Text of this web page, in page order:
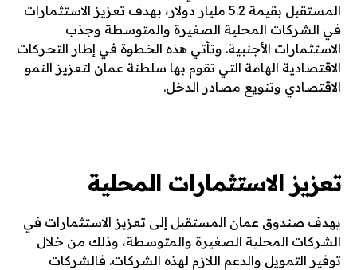
المستقبل بقيمة 5.2 مليار دولار، بهدف تعزيز الاستثمارات
في الشركات المحلية الصغيرة والمتوسطة وجذب
الاستثمارات الأجنبية. وتأتي هذه الخطوة في إطار التحركات
الاقتصادية الهامة التي تقوم بها سلطنة عمان لتعزيز النمو
الاقتصادي وتنويع مصادر الدخل.
تعزيز الاستثمارات المحلية
يهدف صندوق عمان المستقبل إلى تعزيز الاستثمارات في
الشركات المحلية الصغيرة والمتوسطة، وذلك من خلال
توفير التمويل والدعم اللازم لهذه الشركات. فالشركات